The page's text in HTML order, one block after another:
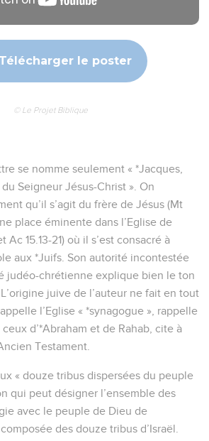
Télécharger le poster
© Le Projet Biblique
se nomme seulement « *Jacques,
Seigneur Jésus-Christ ». On
qu’il s’agit du frère de Jésus (Mt
place éminente dans l’Eglise de
Ac 15.13-21) où il s’est consacré à
aux *Juifs. Son autorité incontestée
judéo-chrétienne explique bien le ton
juive de l’auteur ne fait en tout
l’Eglise « *synagogue », rappelle
d’*Abraham et de Rahab, cite à
Testament.
« douze tribus dispersées du peuple
qui peut désigner l’ensemble des
avec le peuple de Dieu de
des douze tribus d’Israël.